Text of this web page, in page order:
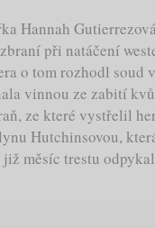
Hannah
při natáčení
o tom rozhodl soud
vinnou ze zabití
ze které vystřelil
Hutchinsovou,
měsíc trestu